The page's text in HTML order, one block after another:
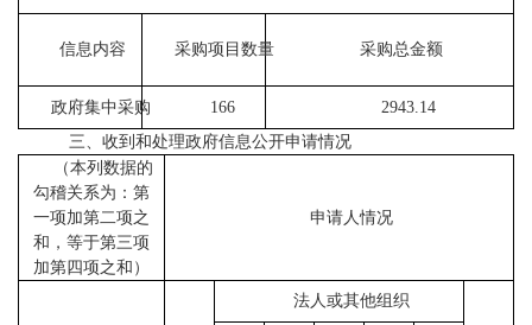
信息内容 采购项目数量 采购总金额
政府集中采购 166
2943.14
三、 收到和处理政府信息公开申请情况
（本列数据的
勾稽关系为：第
一项加第二项之
和，等于第三项
加第四项之和）
申请人情况
法人或其他组织